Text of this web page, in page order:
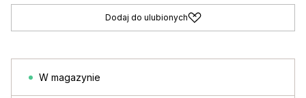
Dodaj do ulubionych
W magazynie